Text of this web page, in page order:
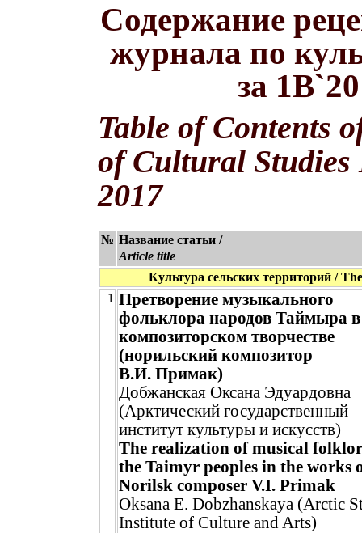
Содержание
журнала по
за
Table of Contents
of Cultural Studies
2017
№ Название статьи /
Article title
Культура сельских территорий /
1 Претворение музыкального
фольклора народов Таймыра в
композиторском творчестве
(норильский композитор
В.И. Примак)
Добжанская Оксана Эдуардовна
(Арктический государственный
институт культуры и искусств)
The realization of musical
the Taimyr peoples in the works
Norilsk composer V.I. Primak
Oksana E. Dobzhanskaya (Arctic
Institute of Culture and Arts)